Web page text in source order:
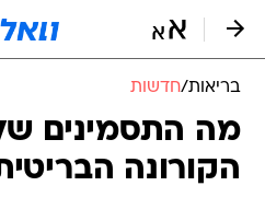
בריאות/חדשות
מה התסמינים
הקורונה